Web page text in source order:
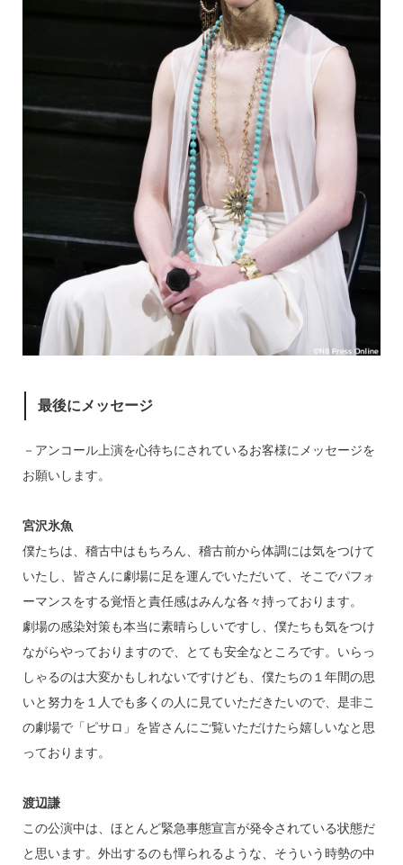
最後にメッセージ
－アンコール上演を心待ちにされているお客様にメッセージを
お願いします。
宮沢氷魚
僕たちは、稽古中はもちろん、稽古前から体調には気をつけて
いたし、皆さんに劇場に足を運んでいただいて、そこでパフォ
ーマンスをする覚悟と責任感はみんな各々持っております。
劇場の感染対策も本当に素晴らしいですし、僕たちも気をつけ
ながらやっておりますので、とても安全なところです。いらっ
しゃるのは大変かもしれないですけども、僕たちの１年間の思
いと努力を１人でも多くの人に見ていただきたいので、是非こ
の劇場で「ピサロ」を皆さんにご覧いただけたら嬉しいなと思
っております。
渡辺謙
この公演中は、ほとんど緊急事態宣言が発令されている状態だ
と思います。外出するのも憚られるような、そういう時勢の中